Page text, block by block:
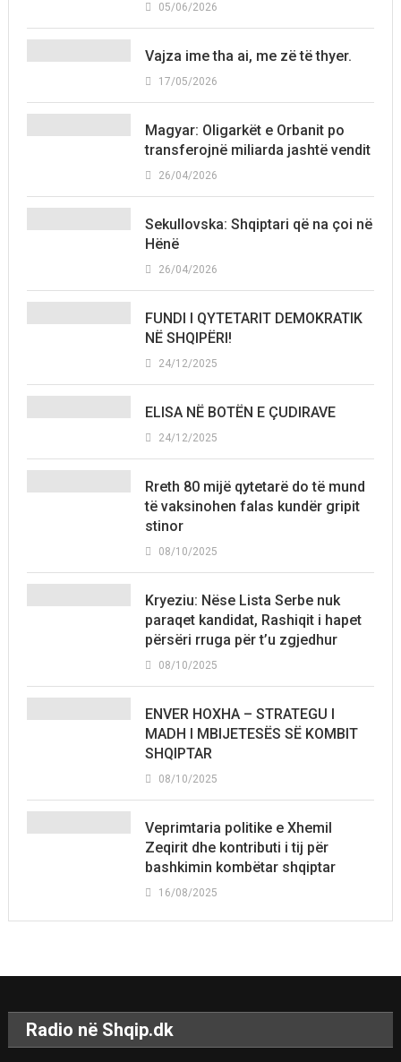
05/06/2026
Vajza ime tha ai, me zë të thyer.
17/05/2026
Magyar: Oligarkët e Orbanit po
transferojnë miliarda jashtë vendit
26/04/2026
Sekullovska: Shqiptari që na çoi në
Hënë
26/04/2026
FUNDI I QYTETARIT DEMOKRATIK
NË SHQIPËRI!
24/12/2025
ELISA NË BOTËN E ÇUDIRAVE
24/12/2025
Rreth 80 mijë qytetarë do të mund
të vaksinohen falas kundër gripit
stinor
08/10/2025
Kryeziu: Nëse Lista Serbe nuk
paraqet kandidat, Rashiqit i hapet
përsëri rruga për t’u zgjedhur
08/10/2025
ENVER HOXHA – STRATEGU I
MADH I MBIJETESËS SË KOMBIT
SHQIPTAR
08/10/2025
Veprimtaria politike e Xhemil
Zeqirit dhe kontributi i tij për
bashkimin kombëtar shqiptar
16/08/2025
Radio në Shqip.dk